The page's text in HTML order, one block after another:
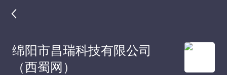
绵阳市昌瑞科技有限公司
（西蜀网）